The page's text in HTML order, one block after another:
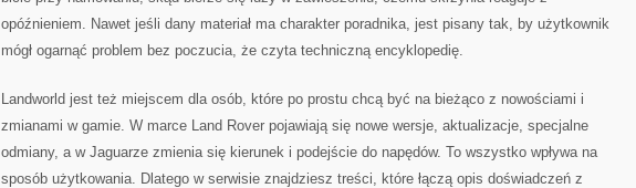
opóźnieniem. Nawet jeśli dany materiał ma charakter poradnika, jest pisany tak, by użytkownik
mógł ogarnąć problem bez poczucia, że czyta techniczną encyklopedię.
Landworld jest też miejscem dla osób, które po prostu chcą być na bieżąco z nowościami i
zmianami w gamie. W marce Land Rover pojawiają się nowe wersje, aktualizacje, specjalne
odmiany, a w Jaguarze zmienia się kierunek i podejście do napędów. To wszystko wpływa na
sposób użytkowania. Dlatego w serwisie znajdziesz treści, które łączą opis doświadczeń z